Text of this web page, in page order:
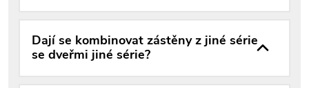
Dají se kombinovat zástěny z jiné série
se dveřmi jiné série?